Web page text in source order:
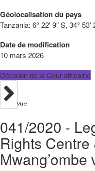
Géolocalisation du pays
Tanzania: 6° 22′ 9″ S, 34° 53′
Date de modification
10 mars 2026
Décision de la Cour africaine
Vue
041/2020 -
Rights
Mwang’ombe